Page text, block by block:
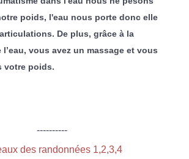
poids, l'eau nous porte donc elle
De plus, grâce à la
l’eau, vous avez un massage et vous
votre poids.
----------
des randonnées 1,2,3,4